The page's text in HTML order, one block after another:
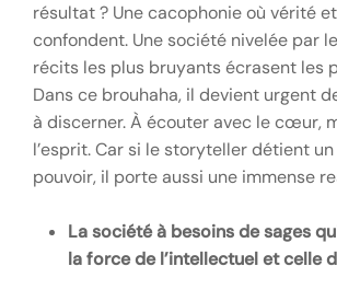
résultat ? Une cacophonie où vérité
confondent. Une société nivelée par
récits les plus bruyants écrasent les
Dans ce brouhaha, il devient urgent
à discerner. À écouter avec le cœur,
l’esprit. Car si le storyteller détient
pouvoir, il porte aussi une immense
La société à besoins de sages
la force de l’intellectuel et celle